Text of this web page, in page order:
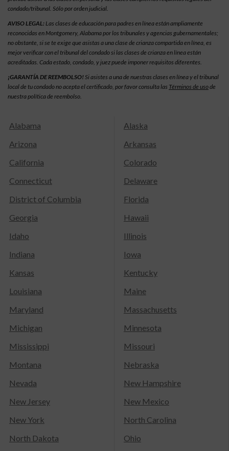
condado/tribunal. Sólo por orden judicial.
AVISO LEGAL:Las clases de educación para padres en línea están ampliamente
reconocidas en Montgomery, Alabama por los tribunales y agencias gubernamentales;
no obstante, si se te exige que asistas a una clase de crianza compartida en línea, es
mejor verificar con el tribunal del condado si las clases de crianza en línea están
acreditadas. Cada estado, condado, y juez puede imponer requisitos diferentes.
¡GARANTÍA DE REEMBOLSO! Si asistes a una de nuestras clases en línea y el tribunal
local de tu condado no acepta el certificado, por favor consulta las Términos de usode
nuestra política de reembolso.
Alabama
Alaska
Arizona
Arkansas
California
Colorado
Connecticut
Delaware
District of Columbia
Florida
Georgia
Hawaii
Idaho
Illinois
Indiana
Iowa
Kansas
Kentucky
Louisiana
Maine
Maryland
Massachusetts
Michigan
Minnesota
Mississippi
Missouri
Montana
Nebraska
Nevada
New Hampshire
New Jersey
New Mexico
New York
North Carolina
North Dakota
Ohio